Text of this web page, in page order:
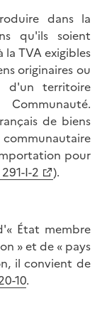
dans la
qu'ils soient
TVA exigibles
originaires ou
d'un territoire
de biens
communautaire
pour
I-2
).
État membre
» et de « pays
il convient de
10.